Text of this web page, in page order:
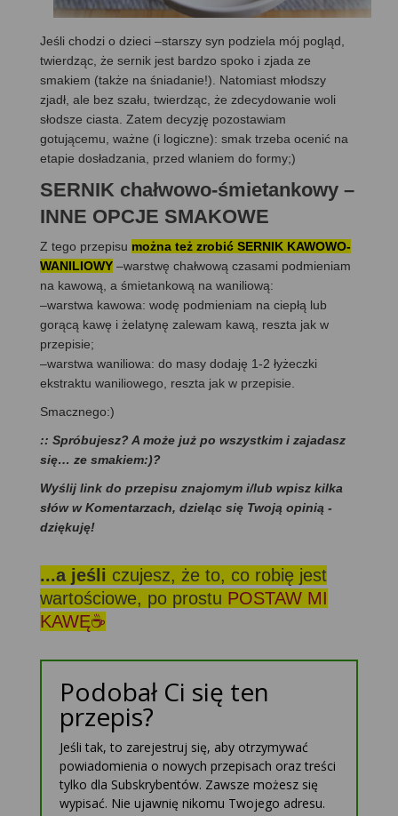
Jeśli chodzi o dzieci –starszy syn podziela mój pogląd,
twierdząc, że sernik jest bardzo spoko i zjada ze
smakiem (także na śniadanie!). Natomiast młodszy
zjadł, ale bez szału, twierdząc, że zdecydowanie woli
słodsze ciasta. Zatem decyzję pozostawiam
gotującemu, ważne (i logiczne): smak trzeba ocenić na
etapie dosładzania, przed wlaniem do formy;)
SERNIK chałwowo-śmietankowy –
INNE OPCJE SMAKOWE
Z tego przepisu można też zrobić SERNIK KAWOWO-
WANILIOWY –warstwę chałwową czasami podmieniam
na kawową, a śmietankową na waniliową:
–warstwa kawowa: wodę podmieniam na ciepłą lub
gorącą kawę i żelatynę zalewam kawą, reszta jak w
przepisie;
–warstwa waniliowa: do masy dodaję 1-2 łyżeczki
ekstraktu waniliowego, reszta jak w przepisie.
Smacznego:)
:: Spróbujesz? A może już po wszystkim i zajadasz
się… ze smakiem:)?
Wyślij link do przepisu znajomym i/lub wpisz kilka
słów w Komentarzach, dzieląc się Twoją opinią -
dziękuję!
...a jeśli czujesz, że to, co robię jest
wartościowe, po prostu POSTAW MI
KAWĘ☕
Podobał Ci się ten
przepis?
Jeśli tak, to zarejestruj się, aby otrzymywać
powiadomienia o nowych przepisach oraz treści
tylko dla Subskrybentów. Zawsze możesz się
wypisać. Nie ujawnię nikomu Twojego adresu.